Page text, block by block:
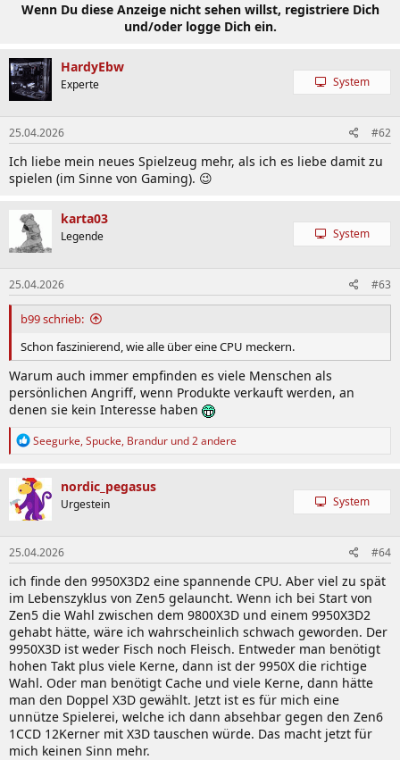
Wenn Du diese Anzeige nicht sehen willst, registriere Dich
und/oder logge Dich ein.
HardyEbw
Experte System
25.04.2026 #62
Ich liebe mein neues Spielzeug mehr, als ich es liebe damit zu
spielen (im Sinne von Gaming). 😉
karta03
Legende System
25.04.2026 #63
b99 schrieb:
Schon faszinierend, wie alle über eine CPU meckern.
Warum auch immer empfinden es viele Menschen als
persönlichen Angriff, wenn Produkte verkauft werden, an
denen sie kein Interesse haben
R
k
t
i
o
n
e
n
:
Seegurke, Spucke, Brandur und 2 andere
nordic_pegasus
Urgestein System
25.04.2026 #64
ich finde den 9950X3D2 eine spannende CPU. Aber viel zu spät
im Lebenszyklus von Zen5 gelauncht. Wenn ich bei Start von
Zen5 die Wahl zwischen dem 9800X3D und einem 9950X3D2
gehabt hätte, wäre ich wahrscheinlich schwach geworden. Der
9950X3D ist weder Fisch noch Fleisch. Entweder man benötigt
hohen Takt plus viele Kerne, dann ist der 9950X die richtige
Wahl. Oder man benötigt Cache und viele Kerne, dann hätte
man den Doppel X3D gewählt. Jetzt ist es für mich eine
unnütze Spielerei, welche ich dann absehbar gegen den Zen6
1CCD 12Kerner mit X3D tauschen würde. Das macht jetzt für
mich keinen Sinn mehr.